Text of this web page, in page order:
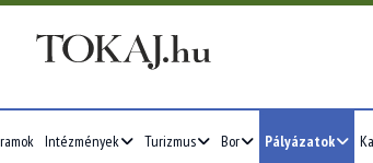
Intézmények Turizmus Bor Pályázatok